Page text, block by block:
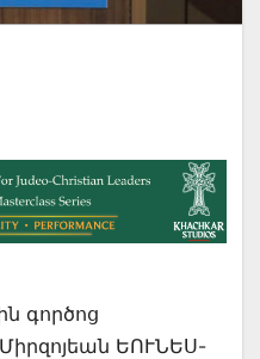
գործոց
ԵՈՒՆԵՍ-